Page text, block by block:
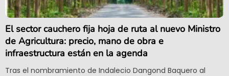
El sector cauchero fija hoja de ruta al nuevo Ministro
de Agricultura: precio, mano de obra e
infraestructura están en la agenda
Tras el nombramiento de Indalecio Dangond Baquero al